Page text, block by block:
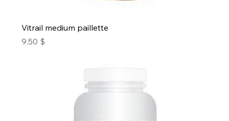
Vitrail medium paillette
Prix
9,50 $